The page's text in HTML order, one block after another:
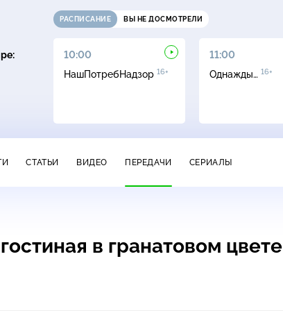
РАСПИСАНИЕ ВЫ НЕ ДОСМОТРЕЛИ
10:00
НашПотребНадзор 16+
11:00
Однажды… 16+
СТАТЬИ ВИДЕО ПЕРЕДАЧИ СЕРИАЛЫ
в гранатовом цвете